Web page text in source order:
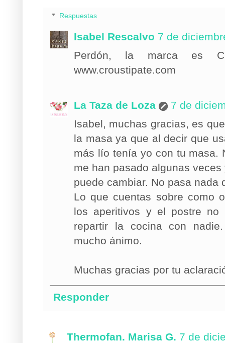
Respuestas
Isabel Rescalvo 7 de
Perdón, la marca es
www.croustipate.com
La Taza de Loza
7 de
Isabel, muchas gracias, es
la masa ya que al decir que
más lío tenía yo con tu masa.
me han pasado algunas
puede cambiar. No pasa nada
Lo que cuentas sobre como
los aperitivos y el postre
repartir la cocina con
mucho ánimo.
Muchas gracias por tu
Responder
Thermofan. Marisa G. 7 de